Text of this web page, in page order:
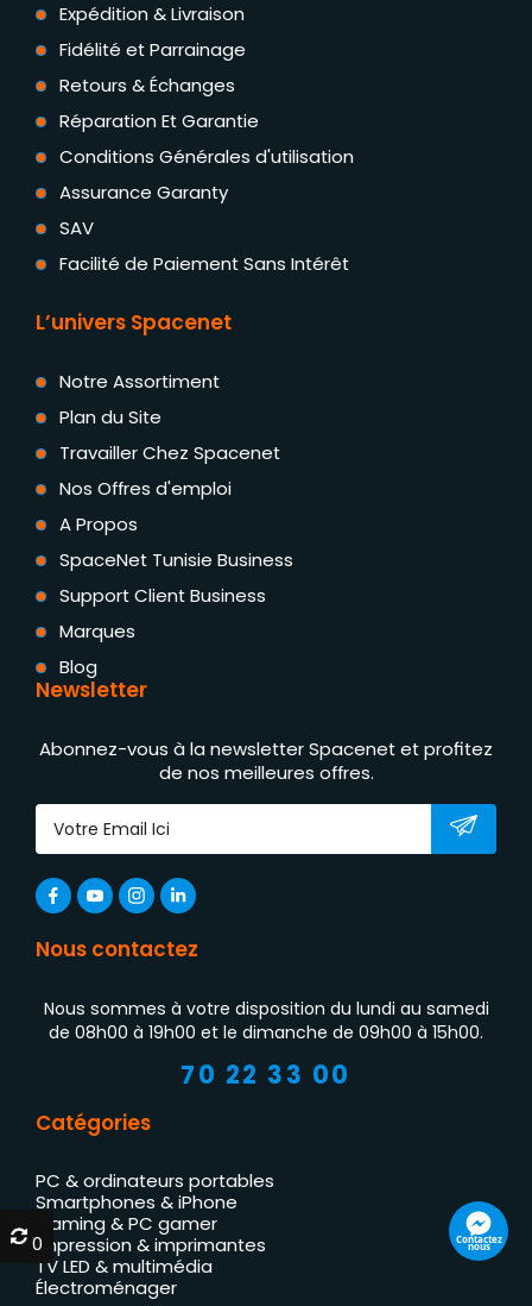
Expédition & Livraison
Fidélité et Parrainage
Retours & Échanges
Réparation Et Garantie
Conditions Générales d'utilisation
Assurance Garanty
SAV
Facilité de Paiement Sans Intérêt
L’univers Spacenet
Notre Assortiment
Plan du Site
Travailler Chez Spacenet
Nos Offres d'emploi
A Propos
SpaceNet Tunisie Business
Support Client Business
Marques
Blog
Newsletter
Abonnez-vous à la newsletter Spacenet et profitez
de nos meilleures offres.
Nous contactez
Nous sommes à votre disposition du lundi au samedi
de 08h00 à 19h00 et le dimanche de 09h00 à 15h00.
70 22 33 00
Catégories
PC & ordinateurs portables
Smartphones & iPhone
Gaming & PC gamer
Impression & imprimantes
TV LED & multimédia
Électroménager
Contactez
nous
0
0